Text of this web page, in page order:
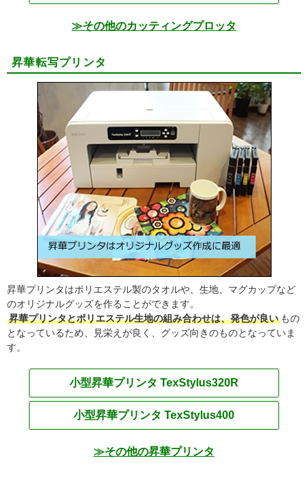
≫その他のカッティングプロッタ
昇華転写プリンタ
昇華プリンタはポリエステル製のタオルや、生地、マグカップなど
のオリジナルグッズを作ることができます。
昇華プリンタとポリエステル生地の組み合わせは、発色が良い もの
となっているため、見栄えが良く、グッズ向きのものとなっていま
す。
小型昇華プリンタ TexStylus320R
小型昇華プリンタ TexStylus400
≫その他の昇華プリンタ